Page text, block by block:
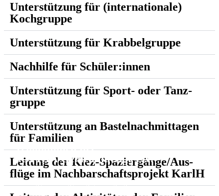
Willkommen bei
SOPHIA Gemein­nützige e.V.
Unter­stützung für (inter­nationale)
Kochgruppe
Unter­stützung für Krabbel­gruppe
Nachhilfe für Schüler:innen
Unter­stützung für Sport- oder Tanz­
gruppe
Unter­stützung an Bastel­nach­mittagen
für Familien
Leitung der Kiez-Spazier­gänge/Aus­
flüge im Nachbar­schafts­projekt KarlH